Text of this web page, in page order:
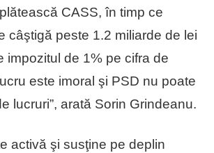
CASS, în timp ce
câştigă peste 1.2 miliarde de lei
impozitul de 1% pe cifra de
este imoral şi PSD nu poate
lucruri”, arată Sorin Grindeanu.
activă şi susţine pe deplin